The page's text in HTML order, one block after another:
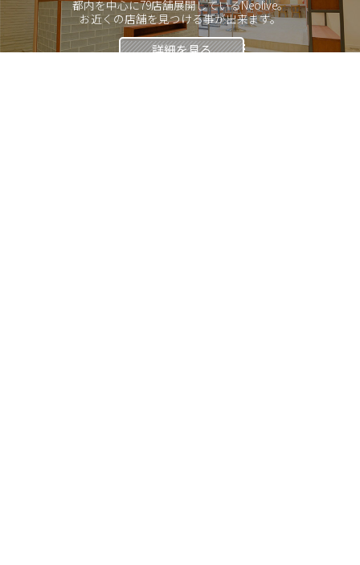
都内を中心に79店舗展開しているNeolive。
お近くの店舗を見つける事が出来ます。
詳細を見る